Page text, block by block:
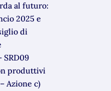
al futuro:
2025 e
di
SRD09
produttivi
Azione c)